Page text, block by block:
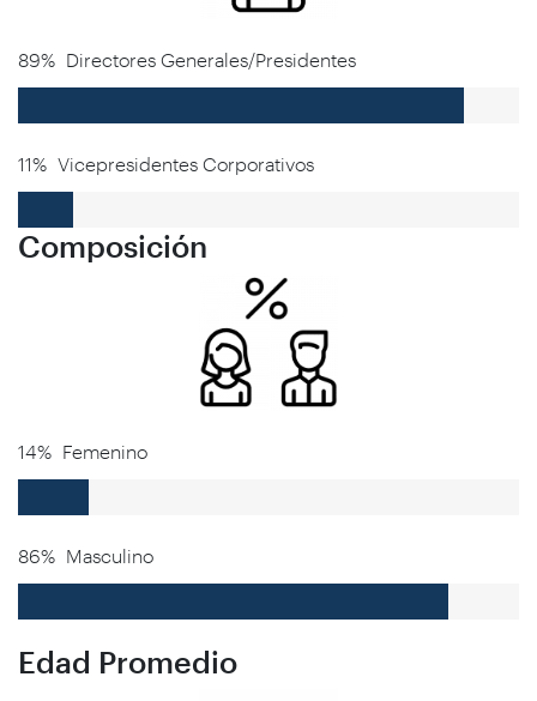
89% Directores Generales/Presidentes
11% Vicepresidentes Corporativos
Composición
14% Femenino
86% Masculino
Edad Promedio